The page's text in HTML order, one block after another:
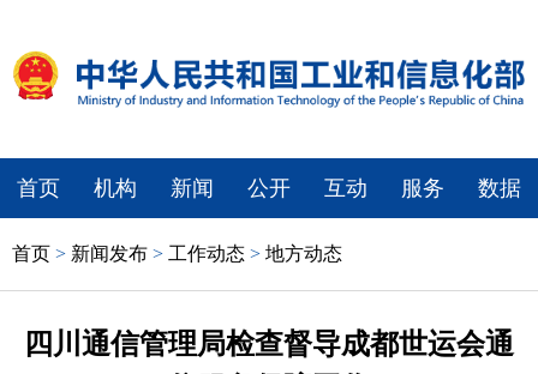
首页 机构 新闻 公开 互动 服务 数据
首页 > 新闻发布 > 工作动态 > 地方动态
四川通信管理局检查督导成都世运会通